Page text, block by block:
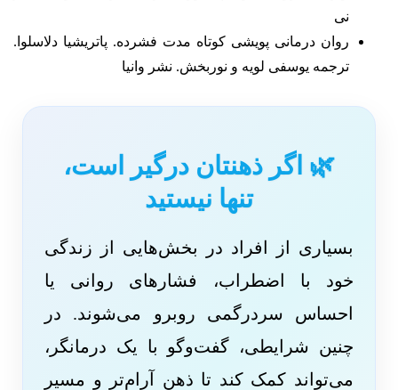
نی
روان درمانی پویشی کوتاه مدت فشرده. پاتریشیا دلاسلوا.
ترجمه یوسفی لویه و نوربخش. نشر وانیا
🌿 اگر ذهنتان درگیر است،
تنها نیستید
بسیاری از افراد در بخش‌هایی از زندگی
خود با اضطراب، فشارهای روانی یا
احساس سردرگمی روبرو می‌شوند. در
چنین شرایطی، گفت‌وگو با یک درمانگر،
می‌تواند کمک کند تا ذهن آرام‌تر و مسیر